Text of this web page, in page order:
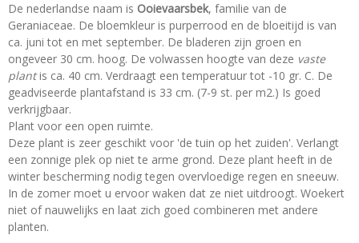
De nederlandse naam is Ooievaarsbek, familie van de
Geraniaceae. De bloemkleur is purperrood en de bloeitijd is van
ca. juni tot en met september. De bladeren zijn groen en
ongeveer 30 cm. hoog. De volwassen hoogte van deze vaste
plantis ca. 40 cm. Verdraagt een temperatuur tot -10 gr. C. De
geadviseerde plantafstand is 33 cm. (7-9 st. per m2.) Is goed
verkrijgbaar.
Plant voor een open ruimte.
Deze plant is zeer geschikt voor 'de tuin op het zuiden'. Verlangt
een zonnige plek op niet te arme grond. Deze plant heeft in de
winter bescherming nodig tegen overvloedige regen en sneeuw.
In de zomer moet u ervoor waken dat ze niet uitdroogt. Woekert
niet of nauwelijks en laat zich goed combineren met andere
planten.